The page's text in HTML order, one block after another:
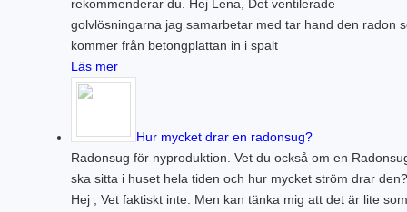
rekommenderar du. Hej Lena, Det ventilerade
golvlösningarna jag samarbetar med tar hand den radon
kommer från betongplattan in i spalt
Läs mer
Hur mycket drar en radonsug?
Radonsug för nyproduktion. Vet du också om en
ska sitta i huset hela tiden och hur mycket ström drar den?
Hej , Vet faktiskt inte. Men kan tänka mig att det är lite